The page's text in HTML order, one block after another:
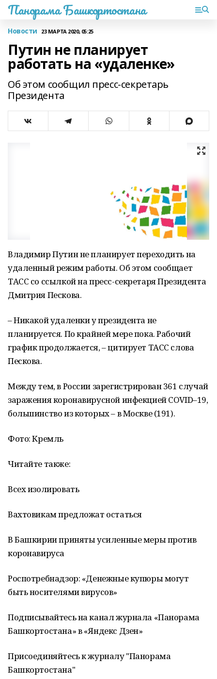
Панорама Башкортостана
Новости 23 МАРТА 2020, 05:25
Путин не планирует
работать на «удаленке»
Об этом сообщил пресс-секретарь
Президента
Владимир Путин не планирует переходить на
удаленный режим работы. Об этом сообщает
ТАСС со ссылкой на пресс-секретаря Президента
Дмитрия Пескова.
– Никакой удаленки у президента не
планируется. По крайней мере пока. Рабочий
график продолжается, – цитирует ТАСС слова
Пескова.
Между тем, в России зарегистрирован 361 случай
заражения коронавирусной инфекцией COVID–19,
большинство из которых – в Москве (191).
Фото: Кремль
Читайте также:
Всех изолировать
Вахтовикам предложат остаться
В Башкирии приняты усиленные меры против
коронавируса
Роспотребнадзор: «Денежные купюры могут
быть носителями вирусов»
Подписывайтесь на канал журнала «Панорама
Башкортостана» в «Яндекс Дзен»
Присоединяйтесь к журналу "Панорама
Башкортостана"